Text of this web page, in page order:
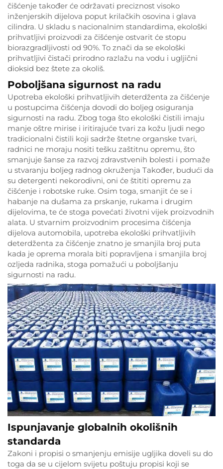
čišćenje također će održavati preciznost visoko
inženjerskih dijelova poput krilačkih osovina i glava
cilindra. U skladu s nacionalnim standardima, ekološki
prihvatljivi proizvodi za čišćenje ostvarit će stopu
biorazgradljivosti od 90%. To znači da se ekološki
prihvatljivi čistači prirodno razlažu na vodu i ugljični
dioksid bez štete za okoliš.
Poboljšana sigurnost na radu
Upotreba ekološki prihvatljivih deterdženta za čišćenje
u postupcima čišćenja dovodi do boljeg osiguranja
sigurnosti na radu. Zbog toga što ekološki čistili imaju
manje oštre mirise i iritirajuće tvari za kožu ljudi nego
tradicionalni čistili koji sadrže štetne organske tvari,
radnici ne moraju nositi tešku zaštitnu opremu, što
smanjuje šanse za razvoj zdravstvenih bolesti i pomaže
u stvaranju boljeg radnog okruženja Također, budući da
su detergenti nekorodivni, oni će štititi opremu za
čišćenje i robotske ruke. Osim toga, smanjit će se i
habanje na dušama za prskanje, rukama i drugim
dijelovima, te će stoga povećati životni vijek proizvodnih
alata. U stvarnim proizvodnim procesima čišćenja
dijelova automobila, upotreba ekološki prihvatljivih
deterdženta za čišćenje znatno je smanjila broj puta
kada je oprema morala biti popravljena i smanjila broj
ozljeda radnika, stoga pomažući u poboljšanju
sigurnosti na radu.
Ispunjavanje globalnih okolišnih
standarda
Zakoni i propisi o smanjenju emisije ugljika doveli su do
toga da se u cijelom svijetu poštuju propisi koji se